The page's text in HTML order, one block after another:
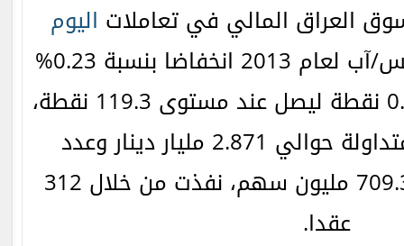
العراق المالي في تعاملات اليوم
الاثنين بتاريخ 19 أغسطس/آب لعام 2013 انخفاضا بنسبة 0.23%
مسجلا خسائر بقيمة 0.28 نقطة ليصل عند مستوى 119.3 نقطة،
حيث بلغت القيمة المتداولة حوالي 2.871 مليار دينار وعدد
الأسهم المتداولة 709.399 مليون سهم، نفذت من خلال 312
عقدا.